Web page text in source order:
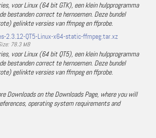
voor Linux (64 bit GTK), een klein hulpprogramma
bestanden correct te hernoemen. Deze bundel
gelinkte versies van ffmpeg en ffprobe.
2.3.12-QT5-Linux-x64-static-ffmpeg.tar.xz
78.3 MB
voor Linux (64 bit QT5), een klein hulpprogramma
bestanden correct te hernoemen. Deze bundel
gelinkte versies van ffmpeg en ffprobe.
Downloads on the Downloads Page, where you will
operating system requirements and